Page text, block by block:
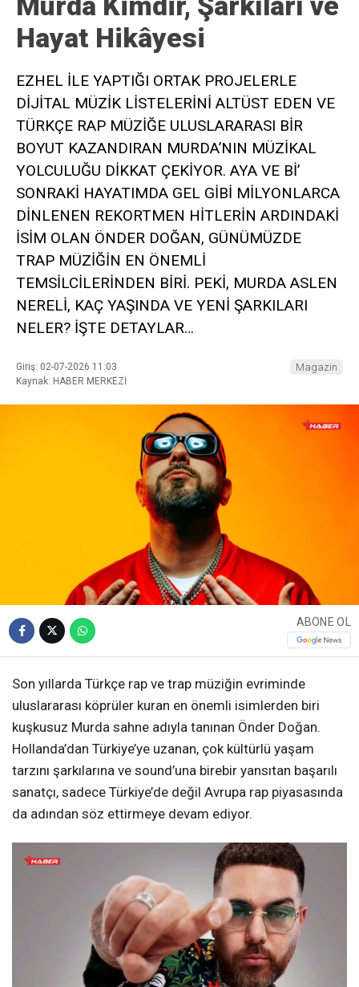
Hayat Hikâyesi
EZHEL İLE YAPTIĞI ORTAK PROJELERLE
DİJİTAL MÜZİK LİSTELERİNİ ALTÜST EDEN VE
TÜRKÇE RAP MÜZİĞE ULUSLARARASI BİR
BOYUT KAZANDIRAN MURDA’NIN MÜZİKAL
YOLCULUĞU DİKKAT ÇEKİYOR. AYA VE Bİ’
SONRAKİ HAYATIMDA GEL GİBİ MİLYONLARCA
DİNLENEN REKORTMEN HİTLERİN ARDINDAKİ
İSİM OLAN ÖNDER DOĞAN, GÜNÜMÜZDE
TRAP MÜZİĞİN EN ÖNEMLİ
TEMSİLCİLERİNDEN BİRİ. PEKİ, MURDA ASLEN
NERELİ, KAÇ YAŞINDA VE YENİ ŞARKILARI
NELER? İŞTE DETAYLAR…
Giriş: 02-07-2026 11:03
Kaynak: HABER MERKEZİ
Magazin
ABONE OL
Son yıllarda Türkçe rap ve trap müziğin evriminde
uluslararası köprüler kuran en önemli isimlerden biri
kuşkusuz Murda sahne adıyla tanınan Önder Doğan.
Hollanda’dan Türkiye’ye uzanan, çok kültürlü yaşam
tarzını şarkılarına ve sound’una birebir yansıtan başarılı
sanatçı, sadece Türkiye’de değil Avrupa rap piyasasında
da adından söz ettirmeye devam ediyor.